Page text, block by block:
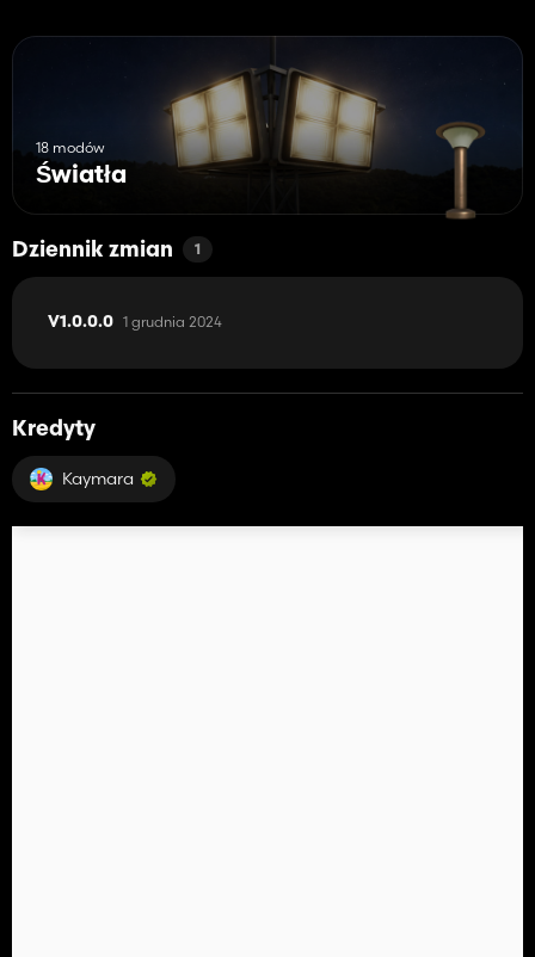
18 modów
Światła
Dziennik zmian 1
V1.0.0.0 1 grudnia 2024
Kredyty
Kaymara